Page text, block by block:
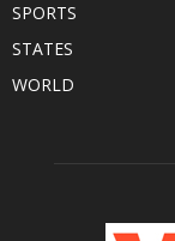
SPORTS
STATES
WORLD